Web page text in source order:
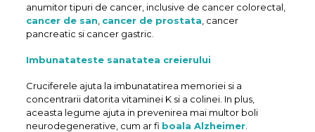
anumitor tipuri de cancer, inclusive de cancer colorectal,
cancer de san cancer de prostata , cancer
pancreatic si cancer gastric.
Imbunatateste sanatatea creierului
Cruciferele ajuta la imbunatatirea memoriei si a
concentrarii datorita vitaminei K si a colinei. In plus,
aceasta legume ajuta in prevenirea mai multor boli
neurodegenerative, cum ar fi boala Alzheimer.